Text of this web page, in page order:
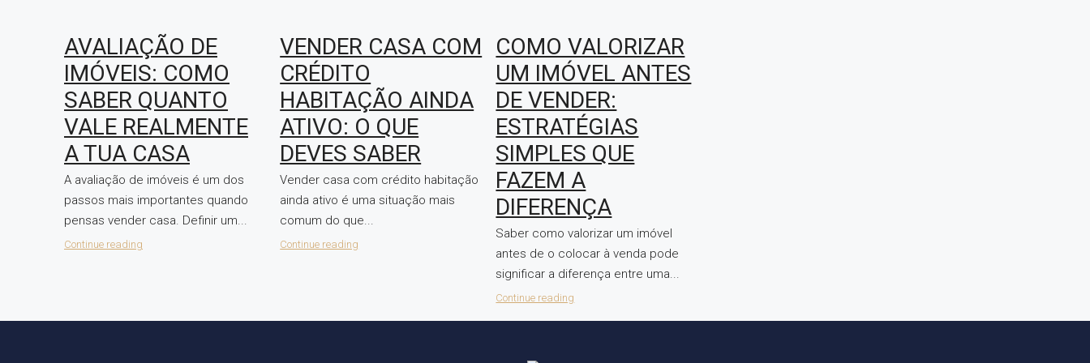
AVALIAÇÃO DE
IMÓVEIS: COMO
SABER QUANTO
VALE REALMENTE
A TUA CASA
A avaliação de imóveis é um dos
passos mais importantes quando
pensas vender casa. Definir um...
Continue reading
VENDER CASA COM
CRÉDITO
HABITAÇÃO AINDA
ATIVO: O QUE
DEVES SABER
Vender casa com crédito habitação
ainda ativo é uma situação mais
comum do que...
Continue reading
COMO VALORIZAR
UM IMÓVEL ANTES
DE VENDER:
ESTRATÉGIAS
SIMPLES QUE
FAZEM A
DIFERENÇA
Saber como valorizar um imóvel
antes de o colocar à venda pode
significar a diferença entre uma...
Continue reading